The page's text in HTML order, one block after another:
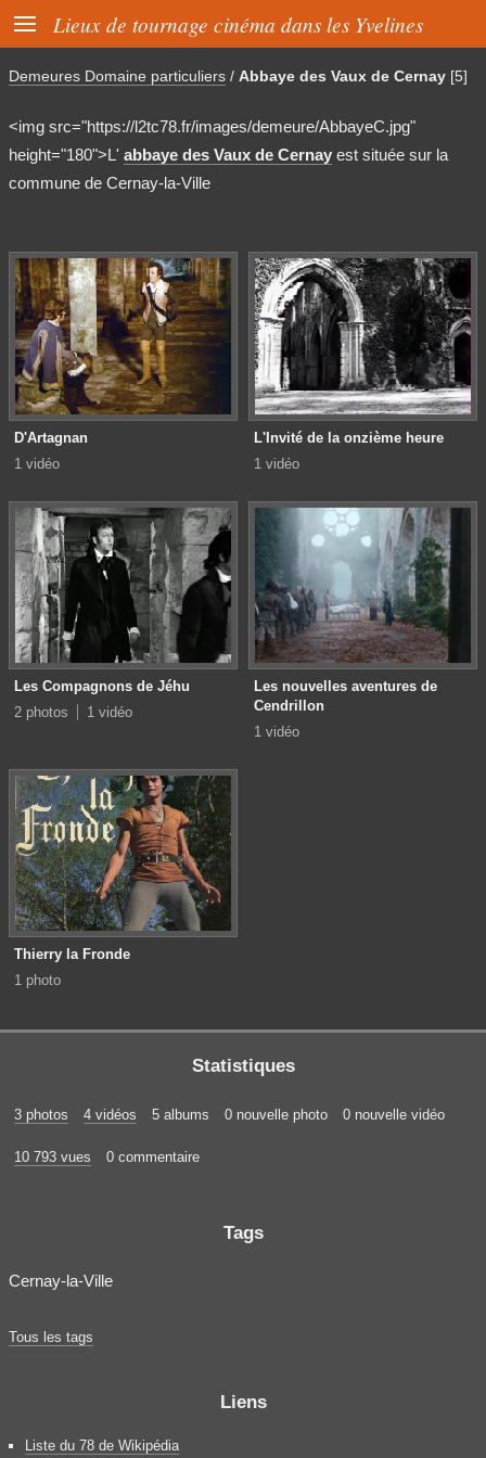
 Lieux de tournage cinéma dans les Yvelines
Demeures Domaine particuliers / Abbaye des Vaux de Cernay [5]
<img src="https://l2tc78.fr/images/demeure/AbbayeC.jpg"
height="180">L' abbaye des Vaux de Cernay est située sur la
commune de Cernay-la-Ville
D'Artagnan
1 vidéo
L'Invité de la onzième heure
1 vidéo
Les Compagnons de Jéhu
2 photos
1 vidéo
Les nouvelles aventures de
Cendrillon
1 vidéo
Thierry la Fronde
1 photo
Statistiques
3 photos 4 vidéos 5 albums 0 nouvelle photo 0 nouvelle vidéo
10 793 vues 0 commentaire
Tags
Cernay-la-Ville
Tous les tags
Liens
Liste du 78 de Wikipédia